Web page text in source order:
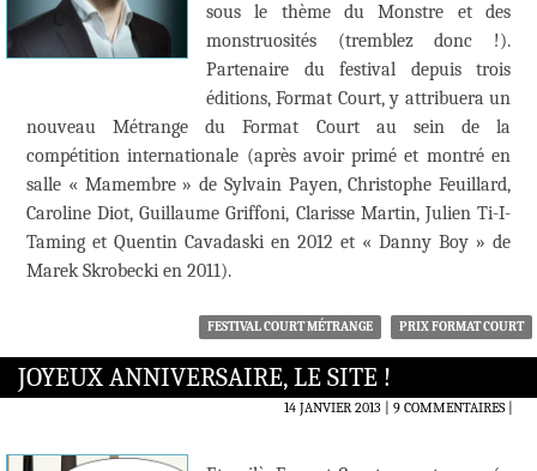
sous le thème du Monstre et des
monstruosités (tremblez donc !).
Partenaire du festival depuis trois
éditions, Format Court, y attribuera un
nouveau Métrange du Format Court au sein de la
compétition internationale (après avoir primé et montré en
salle « Mamembre » de Sylvain Payen, Christophe Feuillard,
Caroline Diot, Guillaume Griffoni, Clarisse Martin, Julien Ti-I-
Taming et Quentin Cavadaski en 2012 et « Danny Boy » de
Marek Skrobecki en 2011).
FESTIVAL COURT MÉTRANGE PRIX FORMAT COURT
JOYEUX ANNIVERSAIRE, LE SITE !
14 JANVIER 2013 9 COMMENTAIRES|